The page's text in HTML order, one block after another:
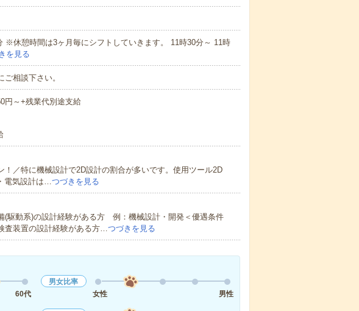
※休憩時間は3ヶ月毎にシフトしていきます。 11時30分～ 11時
を見る
相談下さい。
円～+残業代別途支給
！／特に機械設計で2D設計の割合が多いです。使用ツール2D
気設計は…つづきを見る
(駆動系)の設計経験がある方 例：機械設計・開発＜優遇条件
査装置の設計経験がある方…つづきを見る
60代
男女比率
女性
男性